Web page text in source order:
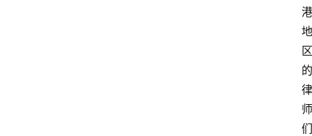
港
地
区
的
律
师
们